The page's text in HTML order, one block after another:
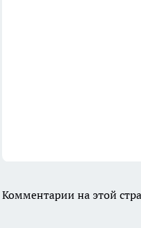
Комментарии на этой